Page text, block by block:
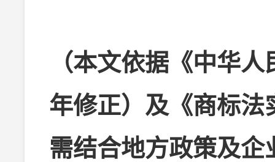
（本文依据《中华
年修正）及《商标法
需结合地方政策及企